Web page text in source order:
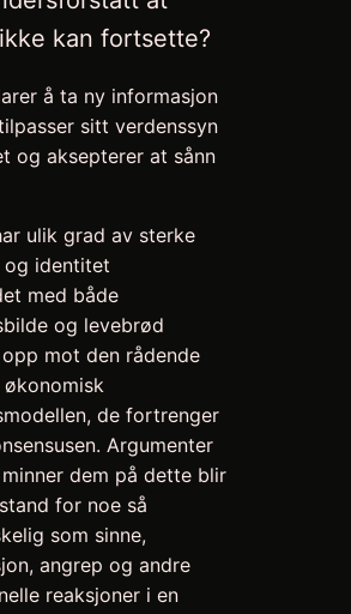
kan fortsette?
å ta ny informasjon
sitt verdenssyn
og aksepterer at sånn
ulik grad av sterke
og identitet
med både
og levebrød
mot den rådende
de fortrenger
Argumenter
dem på dette blir
for noe så
som sinne,
angrep og andre
reaksjoner i en